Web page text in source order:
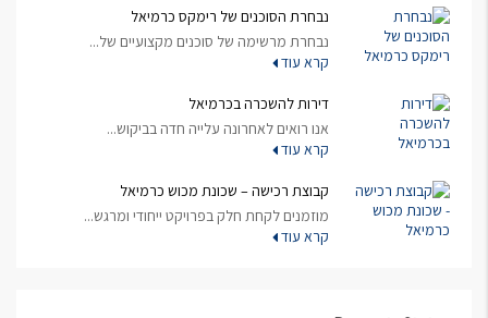
נבחרת הסוכנים של רימקס כרמיאל
נבחרת מרשימה של סוכנים מקצועיים של...
קרא עוד
דירות להשכרה בכרמיאל
אנו רואים לאחרונה עלייה חדה בביקוש...
קרא עוד
קבוצת רכישה – שכונת מכוש כרמיאל
מוזמנים לקחת חלק בפרויקט ייחודי ומרגש...
קרא עוד